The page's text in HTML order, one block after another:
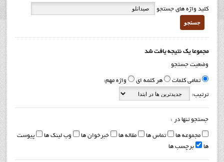
کلید واژه های جستجو
جستجو
مجموعا یک نتیجه یافت شد
وضعیت جستجو
تمامی کلمات هر کلمه ای واژه مهم:
ترتیب:
جستجو تنها در :
مجموعه ها تماس ها مقاله ها خبرخوان ها وب لینک ها
پیوست
ها
برچسب ها